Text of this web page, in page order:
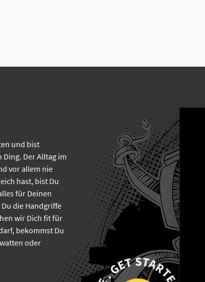
und bist
Der Alltag im
vor allem nie
hast, bist Du
für Deinen
die Handgriffe
wir Dich fit für
bekommst Du
oder